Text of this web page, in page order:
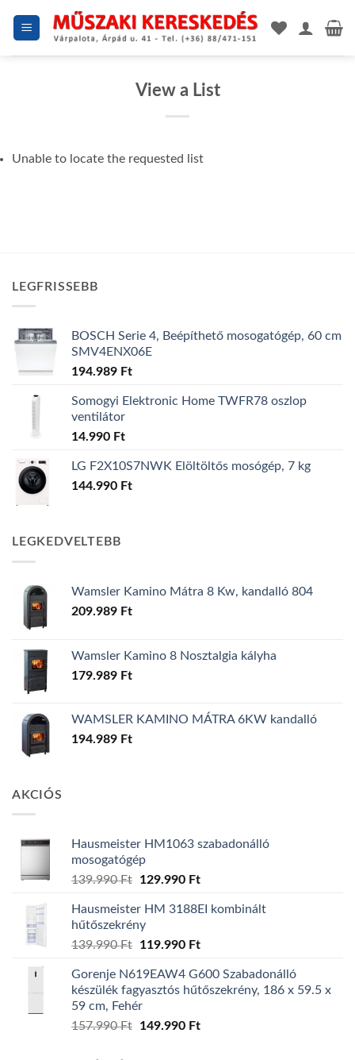
View a List
Unable to locate the requested list
LEGFRISSEBB
BOSCH Serie 4, Beépíthető mosogatógép, 60 cm
SMV4ENX06E
194.989 Ft
Somogyi Elektronic Home TWFR78 oszlop
ventilátor
14.990 Ft
LG F2X10S7NWK Elöltöltős mosógép, 7 kg
144.990 Ft
LEGKEDVELTEBB
Wamsler Kamino Mátra 8 Kw, kandalló 804
209.989 Ft
Wamsler Kamino 8 Nosztalgia kályha
179.989 Ft
WAMSLER KAMINO MÁTRA 6KW kandalló
194.989 Ft
AKCIÓS
Hausmeister HM1063 szabadonálló
mosogatógép
139.990Ft
Original
was:
139.990 Ft.
129.990 FtCurrent
is:
Hausmeister HM 3188EI kombinált
hűtőszekrény
139.990Ft
Original
was:
139.990 Ft.
119.990 FtCurrent
is:
119.990 Ft.
Gorenje N619EAW4 G600 Szabadonálló
készülék fagyasztós hűtőszekrény, 186 x 59.5 x
59 cm, Fehér
157.990Ft
Original
149.990 FtCurrent